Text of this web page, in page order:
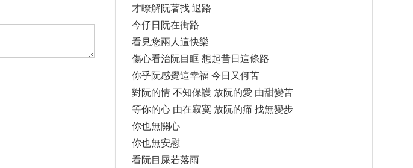
才瞭解阮著找 退路
今仔日阮在街路
看見您兩人這快樂
傷心看治阮目眶 想起昔日這條路
你乎阮感覺這幸福 今日又何苦
對阮的情 不知保護 放阮的愛 由甜變苦
等你的心 由在寂寞 放阮的痛 找無變步
你也無關心
你也無安慰
看阮目屎若落雨